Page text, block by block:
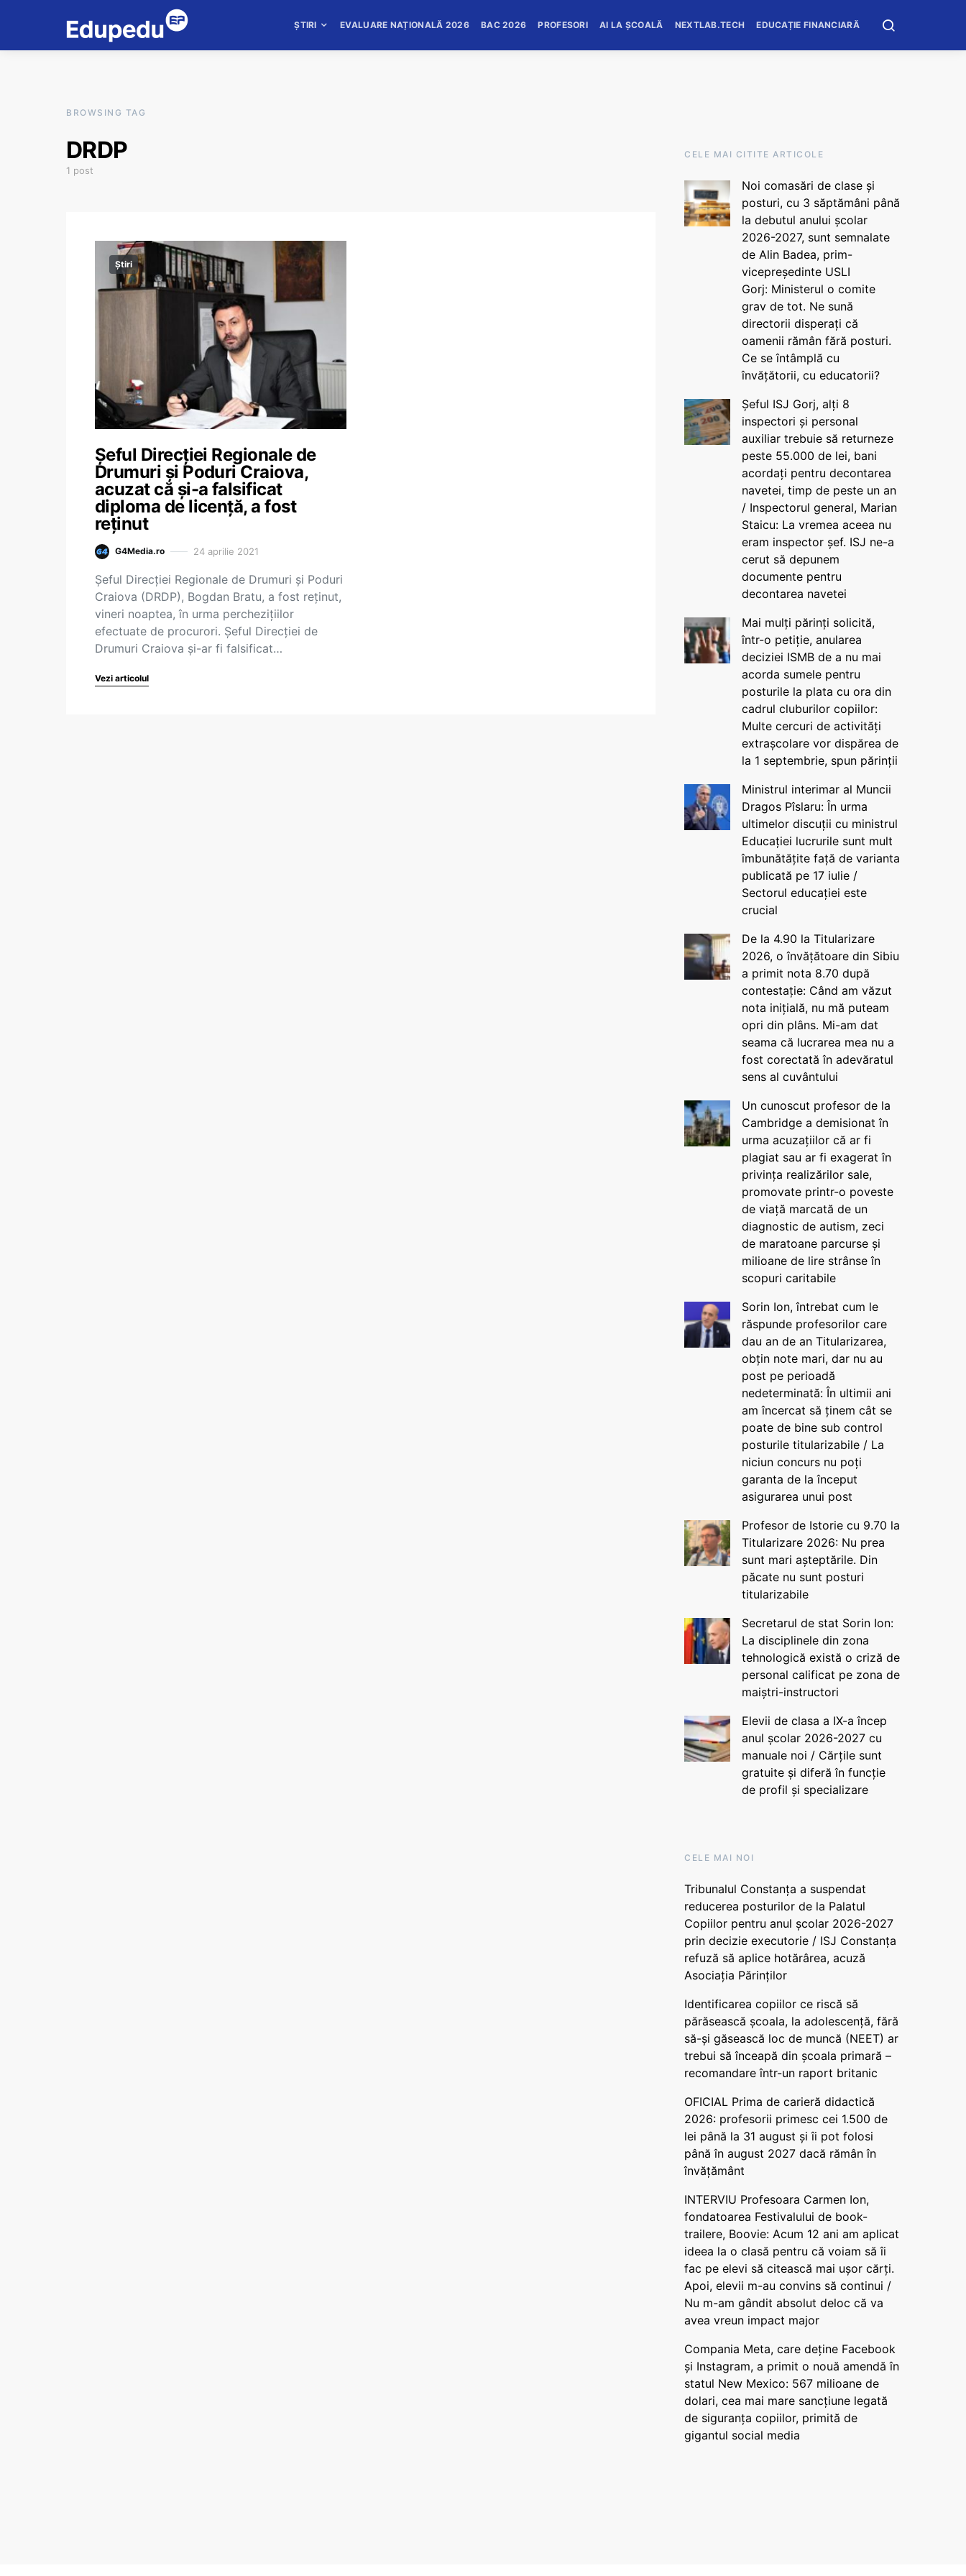
ȘTIRI EVALUARE NAȚIONALĂ 2026 BAC 2026 PROFESORI AI LA ȘCOALĂ NEXTLAB.TECH EDUCAȚIE FINANCIARĂ
BROWSING TAG
DRDP
1 post
Știri
Șeful Direcției Regionale de
Drumuri și Poduri Craiova,
acuzat că și-a falsificat
diploma de licență, a fost
reținut
G4Media.ro 24 aprilie 2021
Șeful Direcției Regionale de Drumuri și Poduri
Craiova (DRDP), Bogdan Bratu, a fost reținut,
vineri noaptea, în urma perchezițiilor
efectuate de procurori. Șeful Direcției de
Drumuri Craiova și-ar fi falsificat…
Vezi articolul
CELE MAI CITITE ARTICOLE
Noi comasări de clase și
posturi, cu 3 săptămâni până
la debutul anului școlar
2026-2027, sunt semnalate
de Alin Badea, prim-
vicepreședinte USLI
Gorj: Ministerul o comite
grav de tot. Ne sună
directorii disperați că
oamenii rămân fără posturi.
Ce se întâmplă cu
învățătorii, cu educatorii?
Șeful ISJ Gorj, alți 8
inspectori și personal
auxiliar trebuie să returneze
peste 55.000 de lei, bani
acordați pentru decontarea
navetei, timp de peste un an
/ Inspectorul general, Marian
Staicu: La vremea aceea nu
eram inspector șef. ISJ ne-a
cerut să depunem
documente pentru
decontarea navetei
Mai mulți părinți solicită,
într-o petiție, anularea
deciziei ISMB de a nu mai
acorda sumele pentru
posturile la plata cu ora din
cadrul cluburilor copiilor:
Multe cercuri de activități
extrașcolare vor dispărea de
la 1 septembrie, spun părinții
Ministrul interimar al Muncii
Dragos Pîslaru: În urma
ultimelor discuții cu ministrul
Educației lucrurile sunt mult
îmbunătățite față de varianta
publicată pe 17 iulie /
Sectorul educației este
crucial
De la 4.90 la Titularizare
2026, o învățătoare din Sibiu
a primit nota 8.70 după
contestație: Când am văzut
nota inițială, nu mă puteam
opri din plâns. Mi-am dat
seama că lucrarea mea nu a
fost corectată în adevăratul
sens al cuvântului
Un cunoscut profesor de la
Cambridge a demisionat în
urma acuzațiilor că ar fi
plagiat sau ar fi exagerat în
privința realizărilor sale,
promovate printr-o poveste
de viață marcată de un
diagnostic de autism, zeci
de maratoane parcurse și
milioane de lire strânse în
scopuri caritabile
Sorin Ion, întrebat cum le
răspunde profesorilor care
dau an de an Titularizarea,
obțin note mari, dar nu au
post pe perioadă
nedeterminată: În ultimii ani
am încercat să ținem cât se
poate de bine sub control
posturile titularizabile / La
niciun concurs nu poți
garanta de la început
asigurarea unui post
Profesor de Istorie cu 9.70 la
Titularizare 2026: Nu prea
sunt mari așteptările. Din
păcate nu sunt posturi
titularizabile
Secretarul de stat Sorin Ion:
La disciplinele din zona
tehnologică există o criză de
personal calificat pe zona de
maiștri-instructori
Elevii de clasa a IX-a încep
anul școlar 2026-2027 cu
manuale noi / Cărțile sunt
gratuite și diferă în funcție
de profil și specializare
CELE MAI NOI
Tribunalul Constanța a suspendat
reducerea posturilor de la Palatul
Copiilor pentru anul școlar 2026-2027
prin decizie executorie / ISJ Constanța
refuză să aplice hotărârea, acuză
Asociația Părinților
Identificarea copiilor ce riscă să
părăsească școala, la adolescență, fără
să-și găsească loc de muncă (NEET) ar
trebui să înceapă din școala primară –
recomandare într-un raport britanic
OFICIAL Prima de carieră didactică
2026: profesorii primesc cei 1.500 de
lei până la 31 august și îi pot folosi
până în august 2027 dacă rămân în
învățământ
INTERVIU Profesoara Carmen Ion,
fondatoarea Festivalului de book-
trailere, Boovie: Acum 12 ani am aplicat
ideea la o clasă pentru că voiam să îi
fac pe elevi să citească mai ușor cărți.
Apoi, elevii m-au convins să continui /
Nu m-am gândit absolut deloc că va
avea vreun impact major
Compania Meta, care deține Facebook
și Instagram, a primit o nouă amendă în
statul New Mexico: 567 milioane de
dolari, cea mai mare sancțiune legată
de siguranța copiilor, primită de
gigantul social media